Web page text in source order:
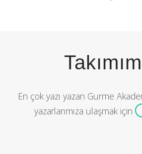
En çok yazı yazan Gurme
yazarlarımıza ulaşmak için